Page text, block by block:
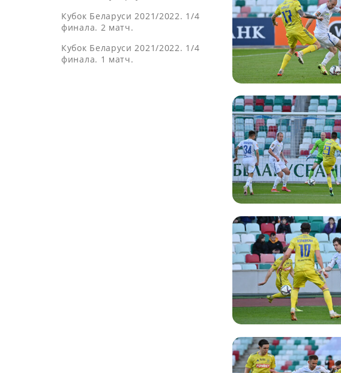
Кубок Беларуси 2021/2022. 1/4
финала. 2 матч.
Кубок Беларуси 2021/2022. 1/4
финала. 1 матч.